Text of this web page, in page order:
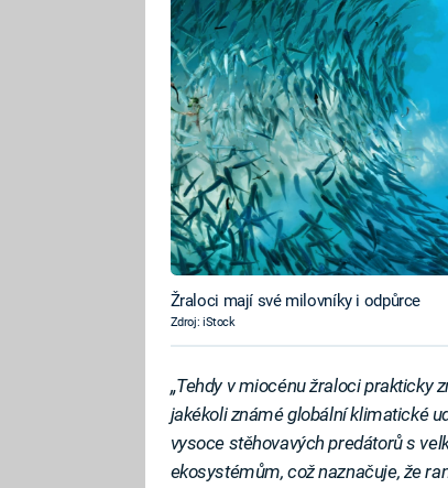
Žraloci mají své milovníky i odpůrce
Zdroj: iStock
„Tehdy v miocénu žraloci prakticky
jakékoli známé globální klimatické
vysoce stěhovavých predátorů s
ekosystémům, což naznačuje, že